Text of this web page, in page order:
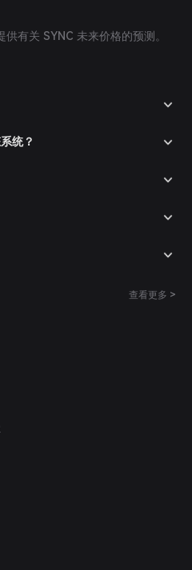
有关 SYNC 未来价格的预测。
统？
查看更多 >